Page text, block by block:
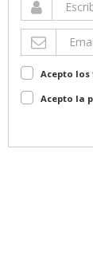
Acepto
Acepto la